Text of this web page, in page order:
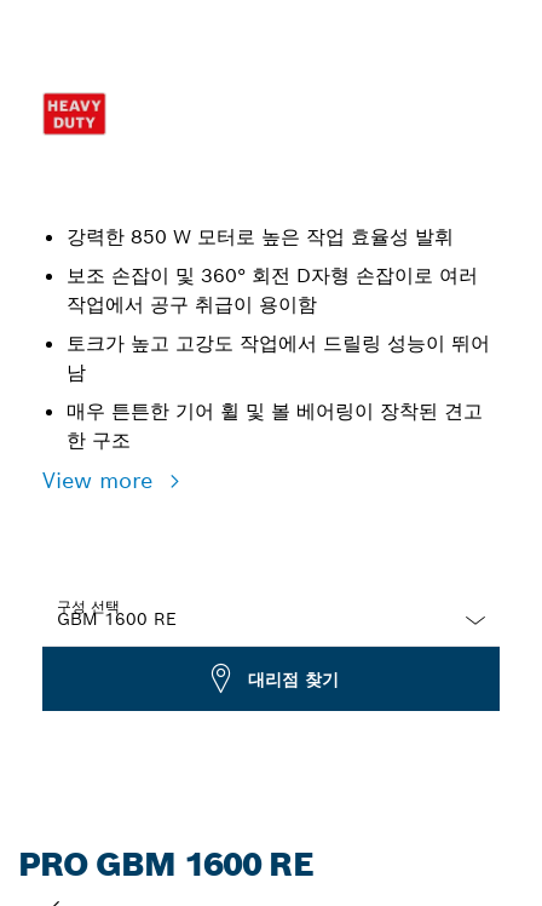
강력한 850 W 모터로 높은 작업 효율성 발휘
보조 손잡이 및 360° 회전 D자형 손잡이로 여러
작업에서 공구 취급이 용이함
토크가 높고 고강도 작업에서 드릴링 성능이 뛰어
남
매우 튼튼한 기어 휠 및 볼 베어링이 장착된 견고
한 구조
View more
구성 선택
대리점 찾기
PRO GBM 1600 RE